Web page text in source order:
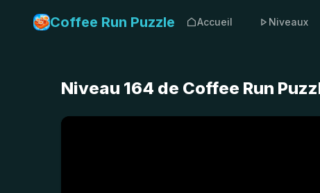
Coffee Run Puzzle Accueil Niveaux
Niveau 164 de Coffee Run